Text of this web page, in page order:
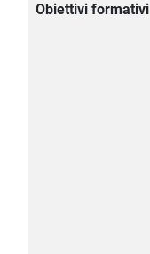
Obiettivi formativi